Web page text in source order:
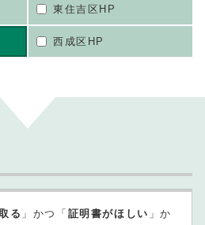
東住吉区HP
西成区HP
る 」かつ「 証明書がほしい 」か